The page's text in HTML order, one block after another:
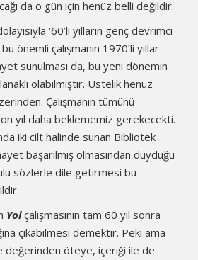
da o gün için henüz belli değildir.
‘60’lı yılların genç devrimci
önemli çalışmanın 1970’li yıllar
sunulması da, bu yeni dönemin
olabilmiştir. Üstelik henüz
Çalışmanın tümünü
yıl daha beklememiz gerekecekti.
iki cilt halinde sunan Bibliotek
başarılmış olmasından duyduğu
sözlerle dile getirmesi bu
Yolçalışmasının tam 60 yıl sonra
çıkabilmesi demektir. Peki ama
değerinden öteye, içeriği ile de